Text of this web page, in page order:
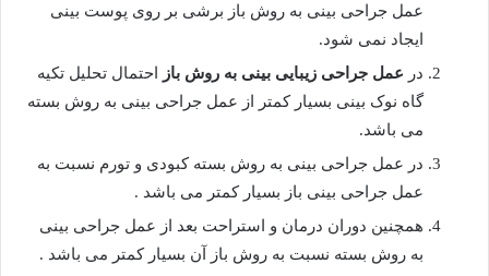
عمل جراحی بینی به روش باز برشی بر روی پوست بینی
ایجاد نمی شود.
در عمل جراحی زیبایی بینی به روش باز احتمال تحلیل تکیه
گاه نوک بینی بسیار کمتر از عمل جراحی بینی به روش بسته
می باشد.
در عمل جراحی بینی به روش بسته کبودی و تورم نسبت به
عمل جراحی بینی باز بسیار کمتر می باشد .
همچنین دوران درمان و استراحت بعد از عمل جراحی بینی
به روش بسته نسبت به روش باز آن بسیار کمتر می باشد .